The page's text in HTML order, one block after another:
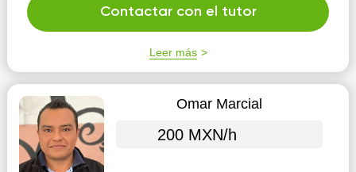
energía, entusiasmo y dedicación. Poseo capacidades
creativas y prácticas para encontrar actividades que
Contactar con el tutor
Leer más
Omar Marcial
200 MXN/h